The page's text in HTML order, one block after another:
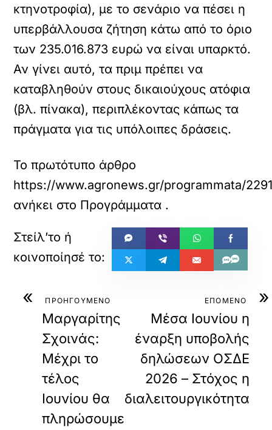
κτηνοτροφία), µε το σενάριο να πέσει η
υπερβάλλουσα ζήτηση κάτω από το όριο
των 235.016.873 ευρώ να είναι υπαρκτό.
Αν γίνει αυτό, τα πριµ πρέπει να
καταβληθούν στους δικαιούχους ατόφια
(βλ. πίνακα), περιπλέκοντας κάπως τα
πράγµατα για τις υπόλοιπες δράσεις.
Το πρωτότυπο άρθρο
https://www.agronews.gr/programmata/
ανήκει στο Προγράμματα .
« ΠΡΟΗΓΟΥΜΕΝΟ
Μαργαρίτης
Σχοινάς:
Μέχρι το
τέλος
Ιουνίου θα
πληρώσουμε
»
ΕΠΟΜΕΝΟ
Μέσα Ιουνίου η
έναρξη υποβολής
δηλώσεων ΟΣΔΕ
2026 – Στόχος η
διαλειτουργικότητα